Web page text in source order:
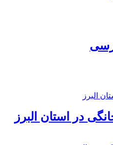
رسی
در استان البرز